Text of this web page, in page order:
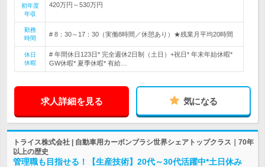
初年度
年収
420万円～530万円
勤務
時間
# 8：30～17：30（実働8時間／休憩あり）★残業月平均20時間
休日
休暇
# 年間休日123日* 完全週休2日制（土日）+祝日* 年末年始休暇*
GW休暇* 夏季休暇* 有給…
求人詳細を見る 気になる
トライス株式会社 | 自動車用カーボンブラシ世界シェアトップクラス｜70年
以上の歴史
管理職も目指せる！【生産技術】20代～30代活躍中*土日休み